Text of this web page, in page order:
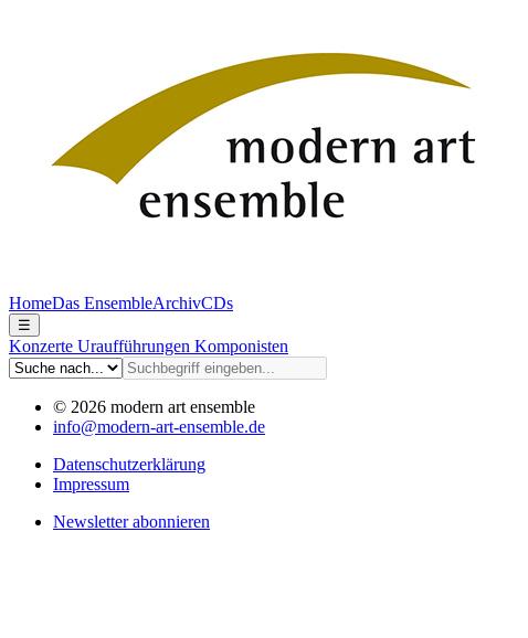
HomeDas EnsembleArchivCDs
☰
Konzerte Uraufführungen Komponisten
© 2026 modern art ensemble
info@modern-art-ensemble.de
Datenschutzerklärung
Impressum
Newsletter abonnieren